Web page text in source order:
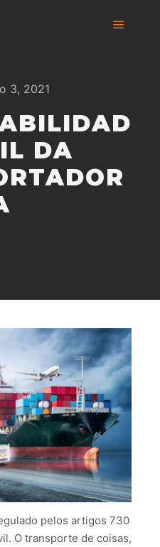
3, 2021
DA
pelos artigos 730
O transporte de coisas,